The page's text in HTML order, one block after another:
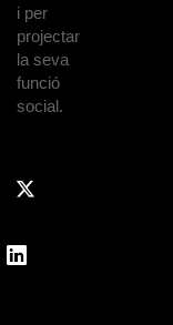
i per
projectar
la seva
funció
social.